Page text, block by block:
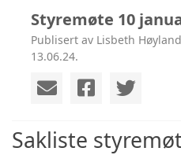
Styremøte 10
Publisert av Lisbeth
13.06.24.
Sakliste